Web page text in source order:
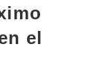
el